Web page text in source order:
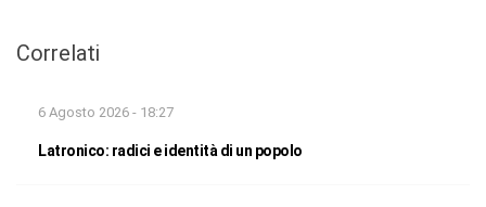
Correlati
6 Agosto 2026 - 18:27
Latronico: radici e identità di un popolo